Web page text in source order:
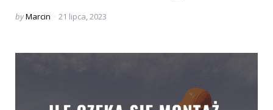
Posted
byMarcin 21 lipca, 2023